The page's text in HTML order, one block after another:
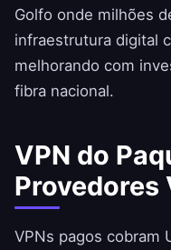
Golfo onde milhões
infraestrutura digital
melhorando com
fibra nacional.
VPN do
Provedores
VPNs pagos cobram